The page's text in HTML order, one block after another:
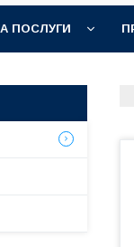
ПОСЛУГИ